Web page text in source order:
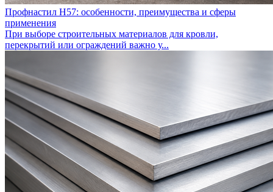
Профнастил Н57: особенности, преимущества и сферы
применения
При выборе строительных материалов для кровли,
перекрытий или ограждений важно у...